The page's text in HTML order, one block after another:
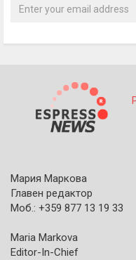
Мария Маркова
Главен редактор
Моб.: +359 877 13 19 33
Maria Markova
Editor-In-Chief